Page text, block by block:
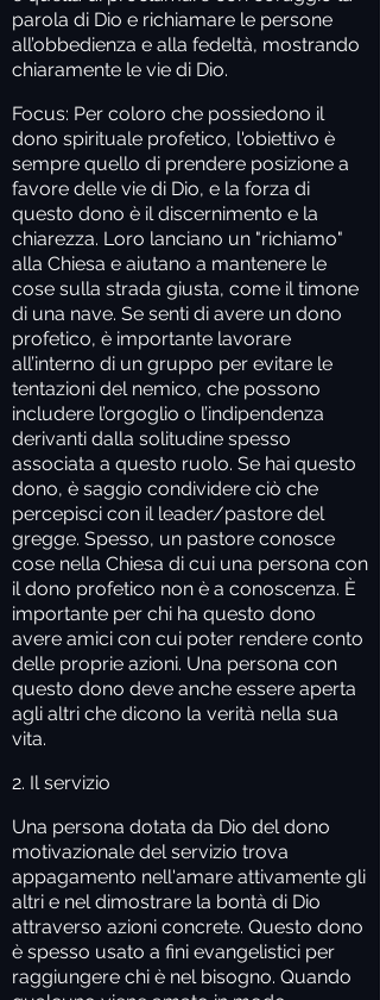
parola di Dio e richiamare le persone
all’obbedienza e alla fedeltà, mostrando
chiaramente le vie di Dio.
Focus: Per coloro che possiedono il
dono spirituale profetico, l'obiettivo è
sempre quello di prendere posizione a
favore delle vie di Dio, e la forza di
questo dono è il discernimento e la
chiarezza. Loro lanciano un "richiamo"
alla Chiesa e aiutano a mantenere le
cose sulla strada giusta, come il timone
di una nave. Se senti di avere un dono
profetico, è importante lavorare
all’interno di un gruppo per evitare le
tentazioni del nemico, che possono
includere l’orgoglio o l’indipendenza
derivanti dalla solitudine spesso
associata a questo ruolo. Se hai questo
dono, è saggio condividere ciò che
percepisci con il leader/pastore del
gregge. Spesso, un pastore conosce
cose nella Chiesa di cui una persona con
il dono profetico non è a conoscenza. È
importante per chi ha questo dono
avere amici con cui poter rendere conto
delle proprie azioni. Una persona con
questo dono deve anche essere aperta
agli altri che dicono la verità nella sua
vita.
2. Il servizio
Una persona dotata da Dio del dono
motivazionale del servizio trova
appagamento nell'amare attivamente gli
altri e nel dimostrare la bontà di Dio
attraverso azioni concrete. Questo dono
è spesso usato a fini evangelistici per
raggiungere chi è nel bisogno. Quando